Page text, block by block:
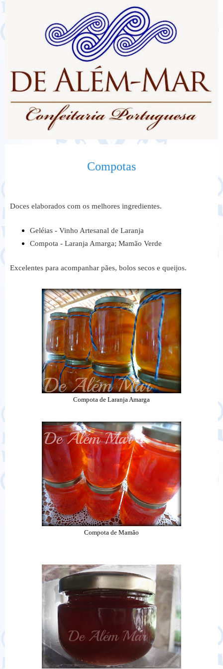
Compotas
Doces elaborados com os melhores ingredientes.
Geléias - Vinho Artesanal de Laranja
Compota - Laranja Amarga; Mamão Verde
Excelentes para acompanhar pães, bolos secos e queijos.
Compota de Laranja Amarga
Compota de Mamão